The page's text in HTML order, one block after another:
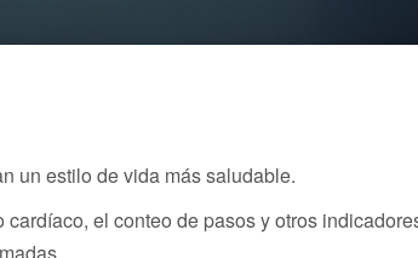
un estilo de vida más saludable.
el conteo de pasos y otros